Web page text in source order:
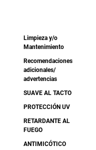
Limpieza y/o
Mantenimiento
Recomendaciones
adicionales/
advertencias
SUAVE AL TACTO
PROTECCIÓN UV
RETARDANTE AL
FUEGO
ANTIMICÓTICO